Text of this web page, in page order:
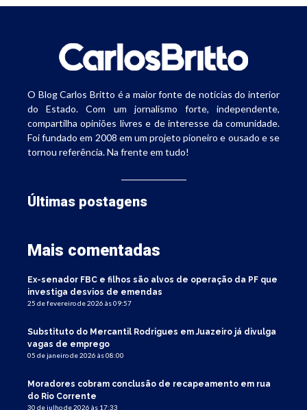
O Blog Carlos Britto é a maior fonte de notícias do interior
do Estado. Com um jornalismo forte, independente,
compartilha opiniões livres e de interesse da comunidade.
Foi fundado em 2008 em um projeto pioneiro e ousado e se
tornou referência. Na frente em tudo!
Últimas postagens
Mais comentadas
Ex-senador FBC e filhos são alvos de operação da PF que
investiga desvios de emendas
25 de fevereiro de 2026 às 09:57
Substituto do Mercantil Rodrigues em Juazeiro já divulga
vagas de emprego
05 de janeiro de 2026 às 08:00
Moradores cobram conclusão de recapeamento em rua
do Rio Corrente
30 de julho de 2026 às 17:33